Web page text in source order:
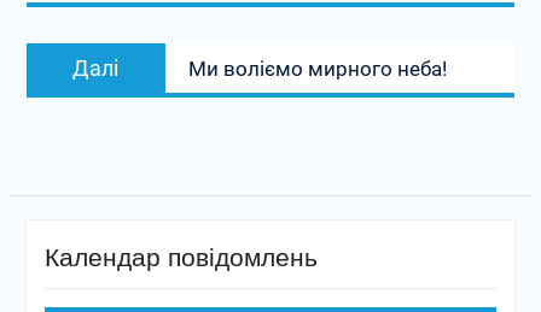
Далі
запис:
Ми воліємо мирного неба!
Календар повідомлень